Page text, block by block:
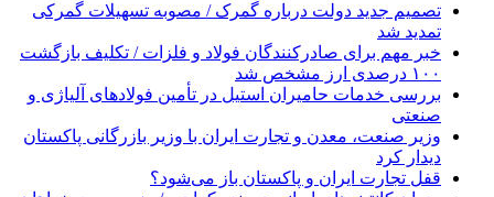
تصمیم جدید دولت درباره گمرک / مصوبه تسهیلات گمرکی
تمدید شد
خبر مهم برای صادرکنندگان فولاد و فلزات / تکلیف بازگشت
۱۰۰ درصدی ارز مشخص شد
بررسی خدمات حامیران استیل در تأمین فولادهای آلیاژی و
صنعتی
وزیر صنعت، معدن و تجارت ایران با وزیر بازرگانی پاکستان
دیدار کرد
قفل تجارت ایران و پاکستان باز می‌شود؟